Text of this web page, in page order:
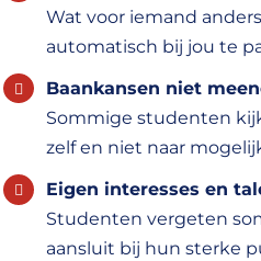
Wat voor iemand
automatisch bij jou te
Baankansen niet
Sommige studenten
zelf en niet naar
Eigen interesses en
Studenten vergeten
aansluit bij hun sterke